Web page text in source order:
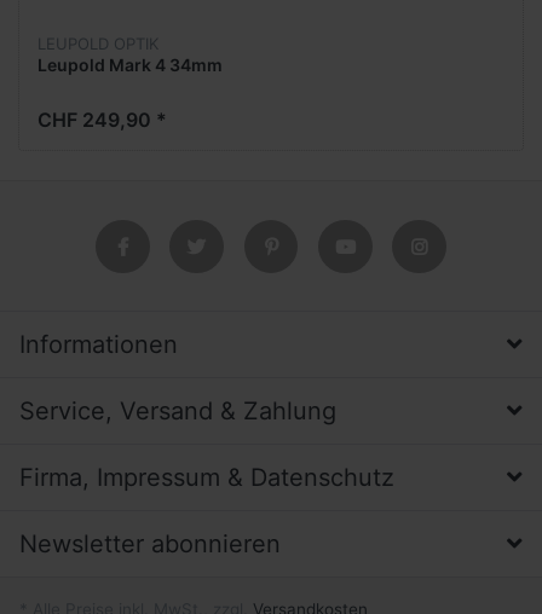
LEUPOLD OPTIK
Leupold Mark 4 34mm
CHF 249,90 *
Informationen
Service, Versand & Zahlung
Firma, Impressum & Datenschutz
Newsletter abonnieren
Versandkosten